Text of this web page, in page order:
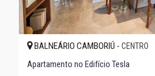
BALNEÁRIO CAMBORIÚ - CENTRO
Apartamento no Edifício Tesla